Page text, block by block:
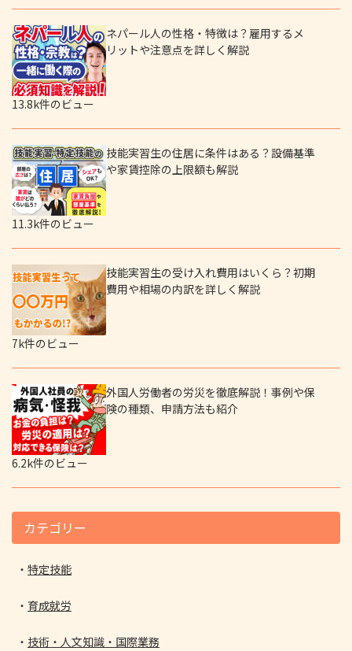
ネパール人の性格・特徴は？雇用するメ
リットや注意点を詳しく解説
13.8k件のビュー
技能実習生の住居に条件はある？設備基準
や家賃控除の上限額も解説
11.3k件のビュー
技能実習生の受け入れ費用はいくら？初期
費用や相場の内訳を詳しく解説
7k件のビュー
外国人労働者の労災を徹底解説！事例や保
険の種類、申請方法も紹介
6.2k件のビュー
カテゴリー
特定技能
育成就労
技術・人文知識・国際業務